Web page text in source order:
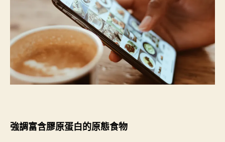
強調富含膠原蛋白的原態食物